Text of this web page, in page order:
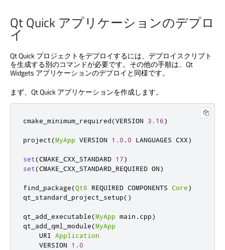
Qt Quick アプリケーションのデプロ
イ
Qt Quickプロジェクトをデプロイするには、デプロイスクリプト
を生成する別のコマンドが必要です。その他の手順は、 Qt
Widgets アプリケーションのデプロイと同様です。
まず、 Qt Quickアプリケーションを作成します。
cmake_minimum_required(VERSION 3.16)
project(MyApp VERSION 1.0 . 0 LANGUAGES CXX)
set(CMAKE_CXX_STANDARD 17)
set(CMAKE_CXX_STANDARD_REQUIRED ON)
find_package(Qt6 REQUIRED COMPONENTS Core)
qt_standard_project_setup()
qt_add_executable(MyApp main . cpp)
qt_add_qml_module(MyApp
    URI
Application
    VERSION
1.0